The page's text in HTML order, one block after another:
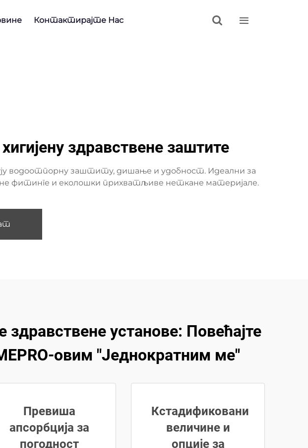
Контактирајте Нас  
здравствене заштите
водоотпорну заштиту, дишање и удобност. Идеални за
фитинге и еколошки прихватљиве неткане материјале.
установе: Повећајте
овим "Једнократним ме"
Превиша
апсорбција за
погодност
Кстадификовани
величине и
опције за